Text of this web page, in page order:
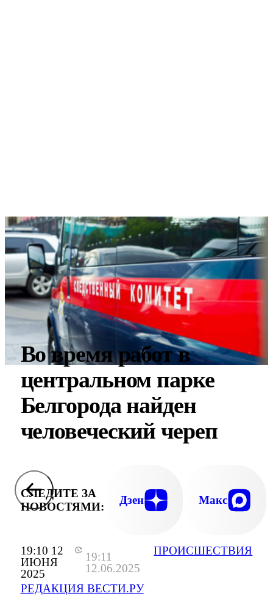
19:10 12
ИЮНЯ
2025
19:11
12.06.2025
РЕДАКЦИЯ ВЕСТИ.РУ
ПРОИСШЕСТВИЯ
Во время работ в
центральном парке
Белгорода найден
человеческий череп
СЛЕДИТЕ ЗА
НОВОСТЯМИ:
Дзен Макс